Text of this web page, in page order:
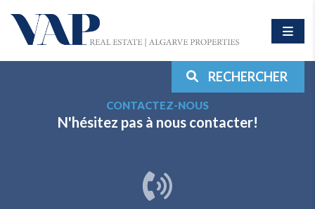
RECHERCHER
CONTACTEZ-NOUS
N'hésitez pas à nous contacter!